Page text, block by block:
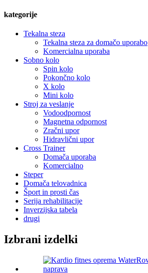
kategorije
Tekalna steza
Tekalna steza za domačo uporabo
Komercialna uporaba
Sobno kolo
Spin kolo
Pokončno kolo
X kolo
Mini kolo
Stroj za veslanje
Vodoodpornost
Magnetna odpornost
Zračni upor
Hidravlični upor
Cross Trainer
Domača uporaba
Komercialno
Steper
Domača telovadnica
Šport in prosti čas
Serija rehabilitacije
Inverzijska tabela
drugi
Izbrani izdelki